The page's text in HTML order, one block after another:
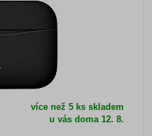
více než 5 ks skladem
u vás doma12. 8.